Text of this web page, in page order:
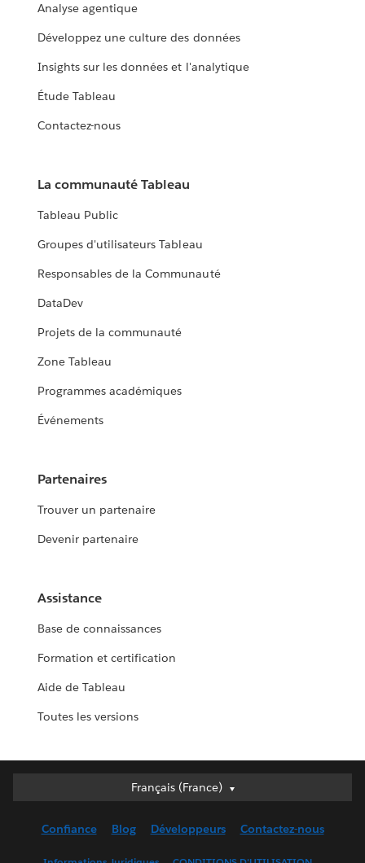
Analyse agentique
Développez une culture des données
Insights sur les données et l'analytique
Étude Tableau
Contactez-nous
La communauté Tableau
Tableau Public
Groupes d'utilisateurs Tableau
Responsables de la Communauté
DataDev
Projets de la communauté
Zone Tableau
Programmes académiques
Événements
Partenaires
Trouver un partenaire
Devenir partenaire
Assistance
Base de connaissances
Formation et certification
Aide de Tableau
Toutes les versions
Français (France)
Français (France)
English (UK)
Confiance Blog Développeurs Contactez-nous